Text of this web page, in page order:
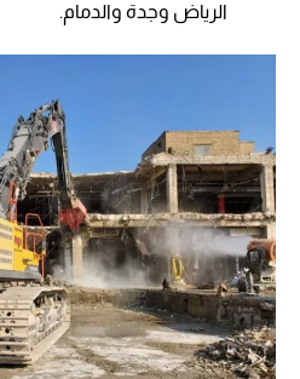
الرياض وجدة والدمام.